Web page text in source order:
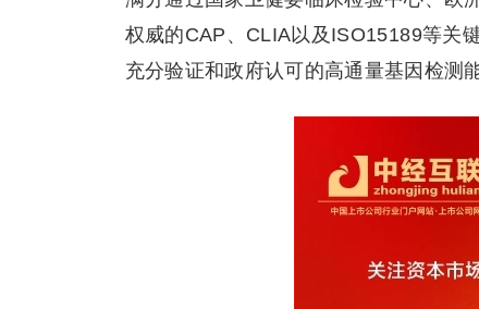
权威的CAP、CLIA以及ISO15189等关
充分验证和政府认可的高通量基因检测